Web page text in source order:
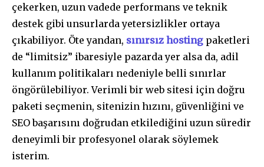
çekerken, uzun vadede performans ve teknik
destek gibi unsurlarda yetersizlikler ortaya
çıkabiliyor. Öte yandan, sınırsız hosting paketleri
de “limitsiz” ibaresiyle pazarda yer alsa da, adil
kullanım politikaları nedeniyle belli sınırlar
öngörülebiliyor. Verimli bir web sitesi için doğru
paketi seçmenin, sitenizin hızını, güvenliğini ve
SEO başarısını doğrudan etkilediğini uzun süredir
deneyimli bir profesyonel olarak söylemek
isterim.